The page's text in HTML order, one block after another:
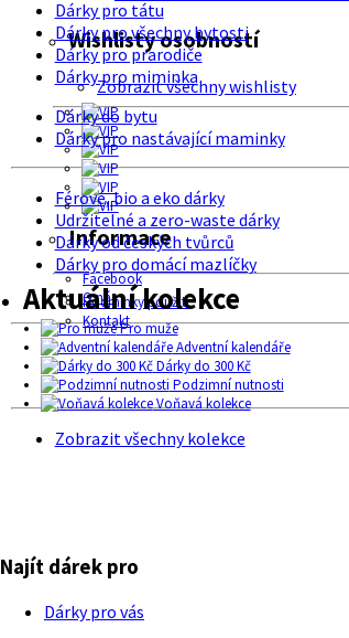
Wishlisty osobností
Zobrazit všechny wishlisty
Informace
Facebook
O nás
Podmínky použití
Kontakt
Dárky pro tátu
Dárky pro všechny bytosti
Dárky pro prarodiče
Dárky pro miminka
Dárky do bytu
Dárky pro nastávající maminky
Férové, bio a eko dárky
Udržitelné a zero-waste dárky
Dárky od českých tvůrců
Dárky pro domácí mazlíčky
Aktuální kolekce
Pro muže
Adventní kalendáře
Dárky do 300 Kč
Podzimní nutnosti
Voňavá kolekce
Zobrazit všechny kolekce
Najít dárek pro
Dárky pro vás